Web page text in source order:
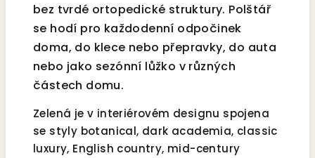
bez tvrdé ortopedické struktury. Polštář
se hodí pro každodenní odpočinek
doma, do klece nebo přepravky, do auta
nebo jako sezónní lůžko v různých
částech domu.
Zelená je v interiérovém designu spojena
se styly botanical, dark academia, classic
luxury, English country, mid-century